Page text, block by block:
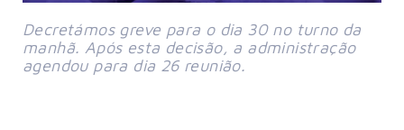
Decretámos greve para o dia 30 no turno da
manhã. Após esta decisão, a administração
agendou para dia 26 reunião.